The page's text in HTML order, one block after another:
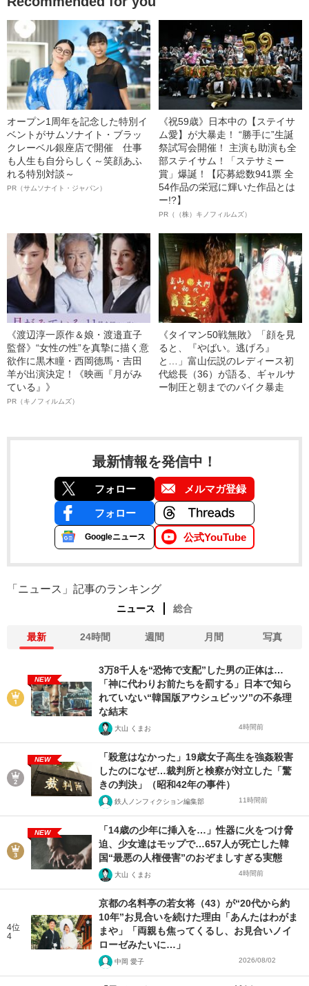
オープン1周年を記念した特別イ
ベントがサムソナイト・ブラッ
クレーベル銀座店で開催 仕事
も人生も自分らしく～笑顔あふ
れる特別対談～
PR（サムソナイト・ジャパン）
《祝59歳》日本中の【ステイサ
ム愛】が大暴走！ “勝手に”生誕
祭試写会開催！ 主演も助演も全
部ステイサム！「ステサミー
賞」爆誕！【応募総数941票 全
54作品の栄冠に輝いた作品とは
ー!?】
PR（（株）キノフィルムズ）
《渡辺淳一原作＆娘・渡邉直子
監督》“女性の性”を真摯に描く意
欲作に黒木瞳・西岡德馬・吉田
羊が出演決定！《映画『月がみ
ている』》
PR（キノフィルムズ）
《タイマン50戦無敗》「顔を見
ると、『やばい。逃げろ』
と…」富山伝説のレディース初
代総長（36）が語る、ギャルサ
ー制圧と朝までのバイク暴走
最新情報を発信中！
フォロー メルマガ登録
フォロー
Googleニュース 公式YouTube
「ニュース」記事のランキング
ニュース 総合
最新 24時間 週間 月間 写真
NEW
3万8千人を“恐怖で支配”した男の正体は…
「神に代わりお前たちを罰する」日本で知ら
れていない“韓国版アウシュビッツ”の不条理
な結末
大山 くまお 4時間前
NEW
「殺意はなかった」19歳女子高生を強姦殺害
したのになぜ…裁判所と検察が対立した「驚
きの判決」（昭和42年の事件）
鉄人ノンフィクション編集部 11時間前
NEW
「14歳の少年に挿入を…」性器に火をつけ脅
迫、少女達はモップで…657人が死亡した韓
国“最悪の人権侵害”のおぞましすぎる実態
大山 くまお 4時間前
4位
4
京都の名料亭の若女将（43）が“20代から約
10年”お見合いを続けた理由「あんたはわがま
まや」「両親も焦ってくるし、お見合いノイ
ローゼみたいに…」
中岡 愛子 2026/08/02